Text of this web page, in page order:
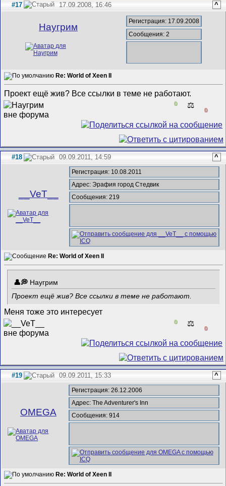
#17 17.09.2008, 16:46 ^
Наугрим
Регистрация: 17.09.2008
Сообщения: 2
Re: World of Xeen II
Проект ещё жив? Все ссылки в теме не работают.
0 ⚖️
0
#18 09.09.2011, 14:59 ^
__VeT__
Регистрация: 10.08.2011
Адрес: Эрафия город Стедвик
Сообщения: 219
Re: World of Xeen II
Наугрим
Проект ещё жив? Все ссылки в теме не работают.
Меня тоже это интересует
0 ⚖️
0
#19 09.09.2011, 15:33 ^
ОMEGA
Регистрация: 26.12.2006
Адрес: The Adventurer's Inn
Сообщения: 914
Re: World of Xeen II